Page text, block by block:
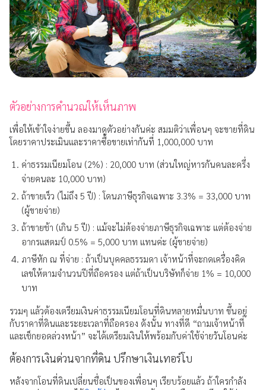
ตัวอย่างการคำนวณให้เห็นภาพ
เพื่อให้เข้าใจง่ายขึ้น ลองมาดูตัวอย่างกันค่ะ สมมติว่าเพื่อนๆ จะขายที่ดิน
โดยราคาประเมินและราคาซื้อขายเท่ากันที่ 1,000,000 บาท
ค่าธรรมเนียมโอน (2%) : 20,000 บาท (ส่วนใหญ่หารกันคนละครึ่ง
จ่ายคนละ 10,000 บาท)
ถ้าขายเร็ว (ไม่ถึง 5 ปี) : โดนภาษีธุรกิจเฉพาะ 3.3% = 33,000 บาท
(ผู้ขายจ่าย)
ถ้าขายช้า (เกิน 5 ปี) : แม้จะไม่ต้องจ่ายภาษีธุรกิจเฉพาะ แต่ต้องจ่าย
อากรแสตมป์ 0.5% = 5,000 บาท แทนค่ะ (ผู้ขายจ่าย)
ภาษีหัก ณ ที่จ่าย : ถ้าเป็นบุคคลธรรมดา เจ้าหน้าที่จะกดเครื่องคิด
เลขให้ตามจำนวนปีที่ถือครอง แต่ถ้าเป็นบริษัทก็จ่าย 1% = 10,000
บาท
รวมๆ แล้วต้องเตรียมเงินค่าธรรมเนียมโอนที่ดินหลายหมื่นบาท ขึ้นอยู่
กับราคาที่ดินและระยะเวลาที่ถือครอง ดังนั้น ทางที่ดี “ถามเจ้าหน้าที่
และเช็กยอดล่วงหน้า” จะได้เตรียมเงินให้พร้อมกับค่าใช้จ่ายวันโอนค่ะ
ต้องการเงินด่วนจากที่ดิน ปรึกษาเงินเทอร์โบ
หลังจากโอนที่ดินเปลี่ยนชื่อเป็นของเพื่อนๆ เรียบร้อยแล้ว ถ้าใครกำลัง